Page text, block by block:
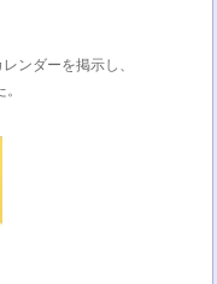
ンダーを掲示し、